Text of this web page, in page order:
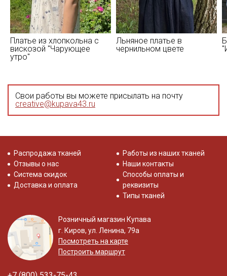
Платье из хлопкольна с
вискозой "Чарующее
утро"
Льняное платье в
чернильном цвете
Свои работы вы можете присылать на почту
creative@kupava43.ru
Распродажа тканей
Отзывы о нас
Система скидок
Доставка и оплата
Работы из наших тканей
Наши контакты
Способы оплаты и
реквизиты
Типы тканей
Розничный магазин Купава
г. Киров, ул. Ленина, 79а
Посмотреть на карте
Построить маршрут